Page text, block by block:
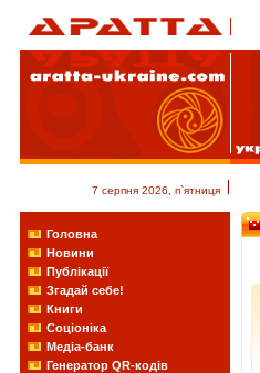
7 серпня 2026, п`ятниця
Головна
Новини
Публікації
Згадай себе!
Книги
Соціоніка
Медіа-банк
Генератор QR-кодів